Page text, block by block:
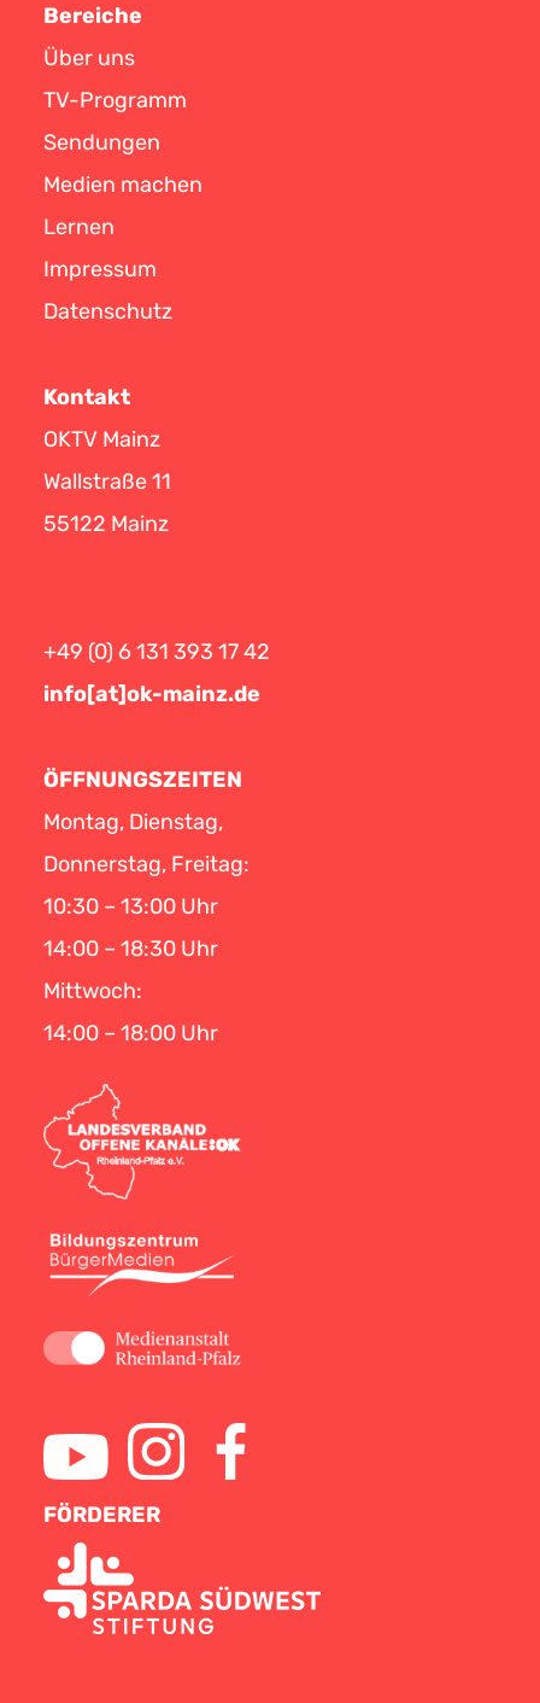
Bereiche
Über uns
TV-Programm
Sendungen
Medien machen
Lernen
Impressum
Datenschutz
Kontakt
OKTV Mainz
Wallstraße 11
55122 Mainz
+49 (0) 6 131 393 17 42
info[at]ok-mainz.de
ÖFFNUNGSZEITEN
Montag, Dienstag,
Donnerstag, Freitag:
10:30 – 13:00 Uhr
14:00 – 18:30 Uhr
Mittwoch:
14:00 – 18:00 Uhr
FÖRDERER